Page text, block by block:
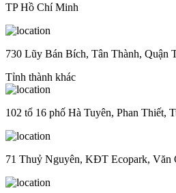
TP Hồ Chí Minh
730 Lũy Bán Bích, Tân Thành, Quận
Tỉnh thành khác
102 tổ 16 phố Hà Tuyên, Phan Thiết,
71 Thuỷ Nguyên, KĐT Ecopark, Văn